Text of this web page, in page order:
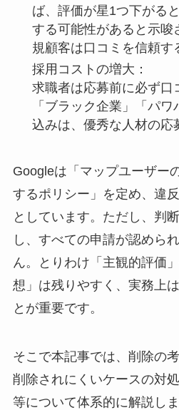
ば、評価が星1つ下がる
する可能性があると示唆
規顧客は口コミを信頼す
採用コストの増大：
求職者は応募前に必ず口
「ブラック企業」「パ
込みは、優秀な人材の応
Googleは「マップユーザー
するポリシー」を定め、違
としています。ただし、判
し、すべての申請が認めら
ん。とりわけ「主観的評価
想」は残りやすく、実務上
とが重要です。
そこで本記事では、削除の
削除されにくいケースの対
等について体系的に解説しま